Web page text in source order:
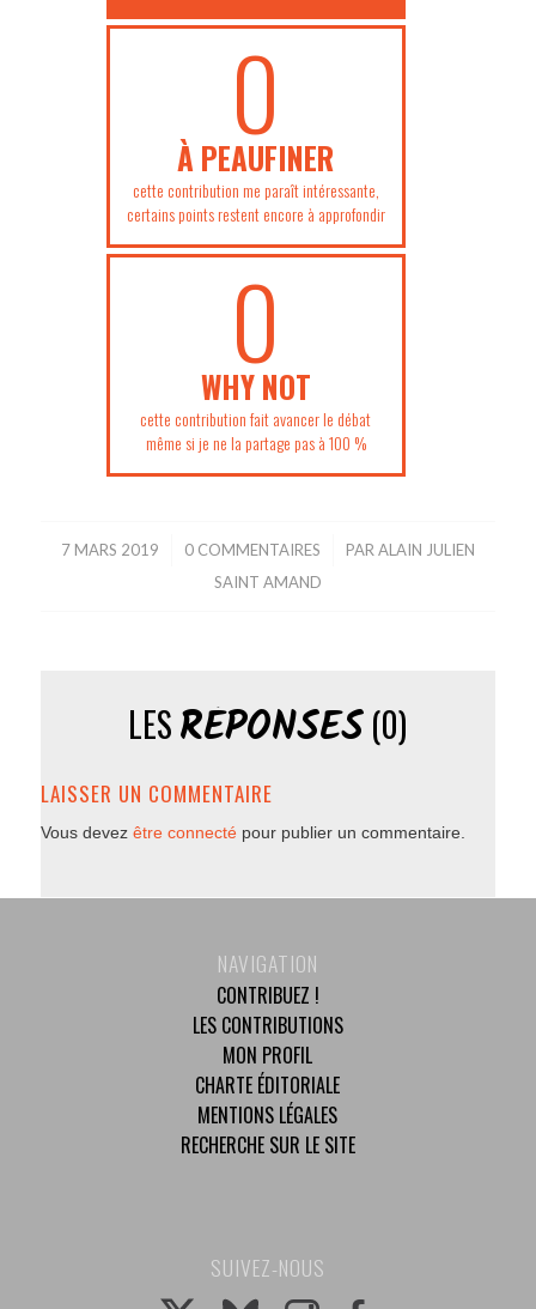
0
À PEAUFINER
cette contribution me paraît intéressante,
certains points restent encore à approfondir
0
WHY NOT
cette contribution fait avancer le débat
même si je ne la partage pas à 100 %
7 MARS 2019
/ 0 COMMENTAIRES
/ PAR ALAIN JULIEN
SAINT AMAND
LESRÉPONSES(0)
LAISSER UN COMMENTAIRE
Vous devez être connectépour publier un commentaire.
NAVIGATION
CONTRIBUEZ !
LES CONTRIBUTIONS
MON PROFIL
CHARTE ÉDITORIALE
MENTIONS LÉGALES
RECHERCHE SUR LE SITE
SUIVEZ-NOUS